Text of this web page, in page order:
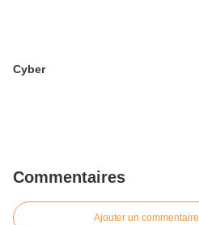
Cyber
Commentaires
Ajouter un commentaire